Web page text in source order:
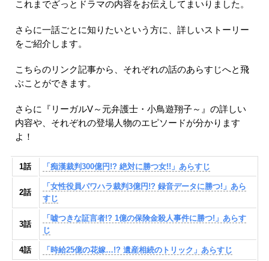
これまでざっとドラマの内容をお伝えしてまいりました。
さらに一話ごとに知りたいという方に、詳しいストーリー
をご紹介します。
こちらのリンク記事から、それぞれの話のあらすじへと飛
ぶことができます。
さらに『リーガルV～元弁護士・小鳥遊翔子～』の詳しい
内容や、それぞれの登場人物のエピソードが分かります
よ！
1話 「痴漢裁判300億円!? 絶対に勝つ女!!」あらすじ
2話
「女性役員パワハラ裁判3億円!? 録音データに勝つ!」あら
すじ
3話
「嘘つきな証言者!? 1億の保険金殺人事件に勝つ!」あらす
じ
4話 「時給25億の花嫁…!? 遺産相続のトリック」あらすじ